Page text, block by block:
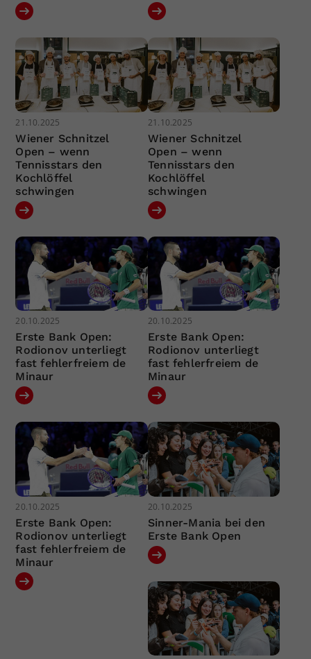
21.10.2025
Wiener Schnitzel
Open – wenn
Tennisstars den
Kochlöffel
schwingen
21.10.2025
Wiener Schnitzel
Open – wenn
Tennisstars den
Kochlöffel
schwingen
20.10.2025
Erste Bank Open:
Rodionov unterliegt
fast fehlerfreiem de
Minaur
20.10.2025
Erste Bank Open:
Rodionov unterliegt
fast fehlerfreiem de
Minaur
20.10.2025
Erste Bank Open:
Rodionov unterliegt
fast fehlerfreiem de
Minaur
20.10.2025
Sinner-Mania bei den
Erste Bank Open